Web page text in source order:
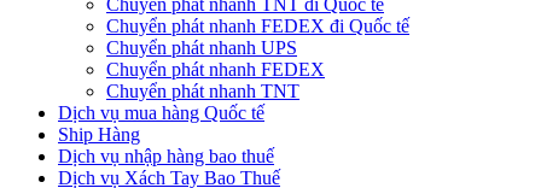
Chuyển phát nhanh TNT đi Quốc tế
Chuyển phát nhanh FEDEX đi Quốc tế
Chuyển phát nhanh UPS
Chuyển phát nhanh FEDEX
Chuyển phát nhanh TNT
Dịch vụ mua hàng Quốc tế
Ship Hàng
Dịch vụ nhập hàng bao thuế
Dịch vụ Xách Tay Bao Thuế